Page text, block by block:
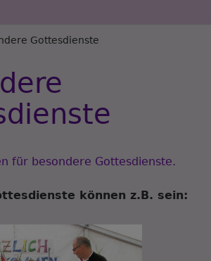
Gottesdienste
für besondere Gottesdienste.
können z.B. sein: